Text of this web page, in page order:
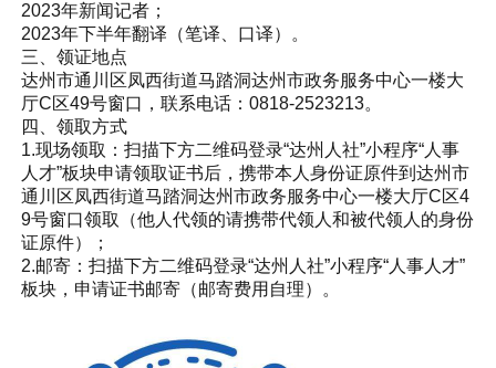
2023年新闻记者；
2023年下半年翻译（笔译、口译）。
三、领证地点
达州市通川区凤西街道马踏洞达州市政务服务中心一楼大
厅C区49号窗口，联系电话：0818-2523213。
四、领取方式
1.现场领取：扫描下方二维码登录“达州人社”小程序“人事
人才”板块申请领取证书后，携带本人身份证原件到达州市
通川区凤西街道马踏洞达州市政务服务中心一楼大厅C区4
9号窗口领取（他人代领的请携带代领人和被代领人的身份
证原件）；
2.邮寄：扫描下方二维码登录“达州人社”小程序“人事人才”
板块，申请证书邮寄（邮寄费用自理）。